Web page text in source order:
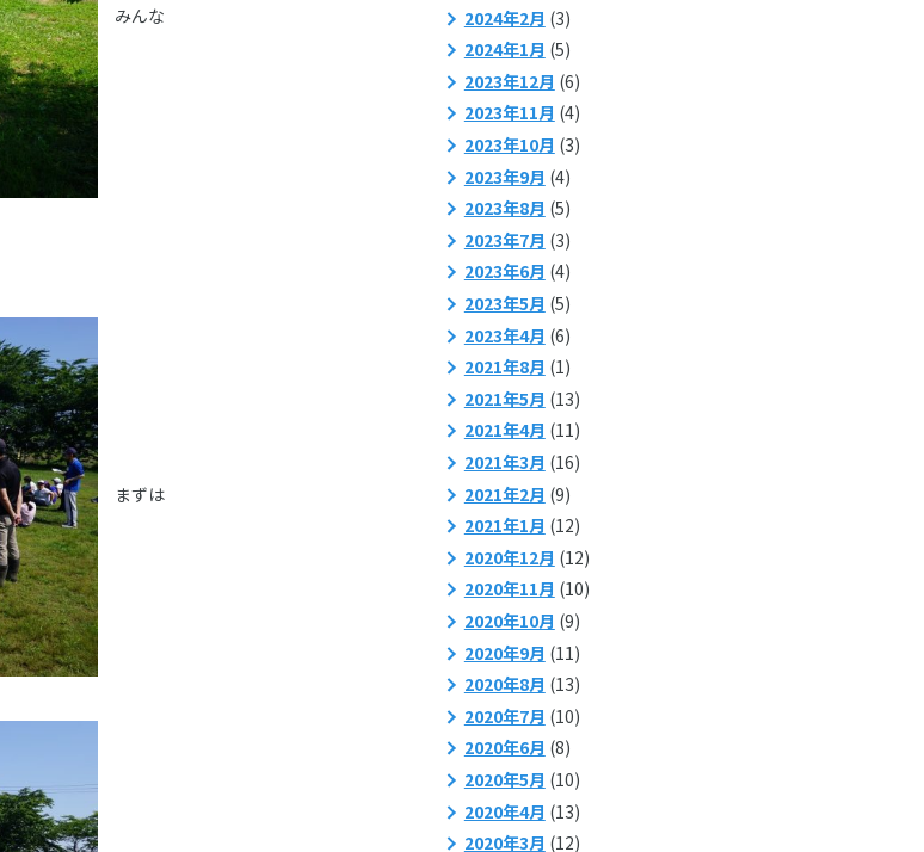
みんな
まずは
2024年2月 (3)
2024年1月 (5)
2023年12月 (6)
2023年11月 (4)
2023年10月 (3)
2023年9月 (4)
2023年8月 (5)
2023年7月 (3)
2023年6月 (4)
2023年5月 (5)
2023年4月 (6)
2021年8月 (1)
2021年5月 (13)
2021年4月 (11)
2021年3月 (16)
2021年2月 (9)
2021年1月 (12)
2020年12月 (12)
2020年11月 (10)
2020年10月 (9)
2020年9月 (11)
2020年8月 (13)
2020年7月 (10)
2020年6月 (8)
2020年5月 (10)
2020年4月 (13)
2020年3月 (12)